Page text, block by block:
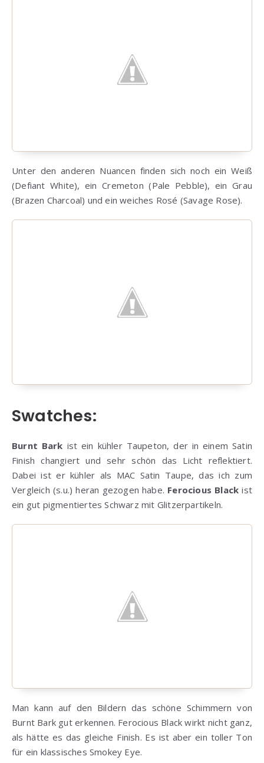
Unter den anderen Nuancen finden sich noch ein Weiß
(Defiant White), ein Cremeton (Pale Pebble), ein Grau
(Brazen Charcoal) und ein weiches Rosé (Savage Rose).
Swatches:
Burnt Bark ist ein kühler Taupeton, der in einem Satin
Finish changiert und sehr schön das Licht reflektiert.
Dabei ist er kühler als MAC Satin Taupe, das ich zum
Vergleich (s.u.) heran gezogen habe. Ferocious Black ist
ein gut pigmentiertes Schwarz mit Glitzerpartikeln.
Man kann auf den Bildern das schöne Schimmern von
Burnt Bark gut erkennen. Ferocious Black wirkt nicht ganz,
als hätte es das gleiche Finish. Es ist aber ein toller Ton
für ein klassisches Smokey Eye.